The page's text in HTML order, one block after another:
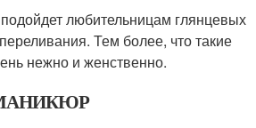
любительницам глянцевых
Тем более, что такие
нежно и женственно.